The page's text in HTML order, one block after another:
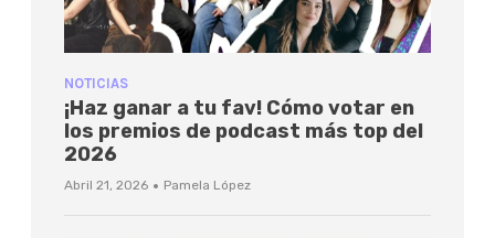
NOTICIAS
¡Haz ganar a tu fav! Cómo votar en
los premios de podcast más top del
2026
Abril 21, 2026 · Pamela López